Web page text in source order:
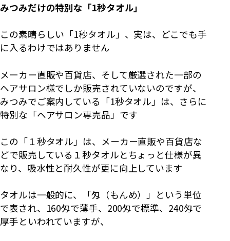
みつみだけの特別な「1秒タオル」
この素晴らしい「1秒タオル」、実は、どこでも手
に入るわけではありません
メーカー直販や百貨店、そして厳選された一部の
ヘアサロン様でしか販売されていないのですが、
みつみでご案内している「1秒タオル」は、さらに
特別な「ヘアサロン専売品」です
この「１秒タオル」は、メーカー直販や百貨店な
どで販売している１秒タオルとちょっと仕様が異
なり、吸水性と耐久性が更に向上しています
タオルは一般的に、「匁（もんめ）」という単位
で表され、160匁で薄手、200匁で標準、240匁で
厚手といわれていますが、